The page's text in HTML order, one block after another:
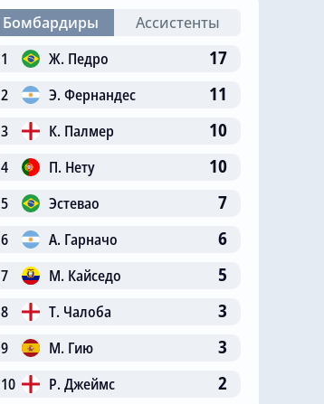
Бомбардиры
Ассистенты
1
Ж. Педро 17
2 Э. Фернандес 11
3 К. Палмер 10
4 П. Нету 10
5 Эстевао 7
6 А. Гарначо 6
7 М. Кайседо 5
8 Т. Чалоба 3
9 М. Гию 3
10 Р. Джеймс 2